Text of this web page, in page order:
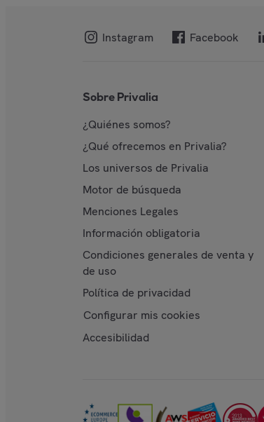
Instagram Facebook
Sobre Privalia
¿Quiénes somos?
¿Qué ofrecemos en Privalia?
Los universos de Privalia
Motor de búsqueda
Menciones Legales
Información obligatoria
Condiciones generales de venta y
de uso
Política de privacidad
Configurar mis cookies
Accesibilidad